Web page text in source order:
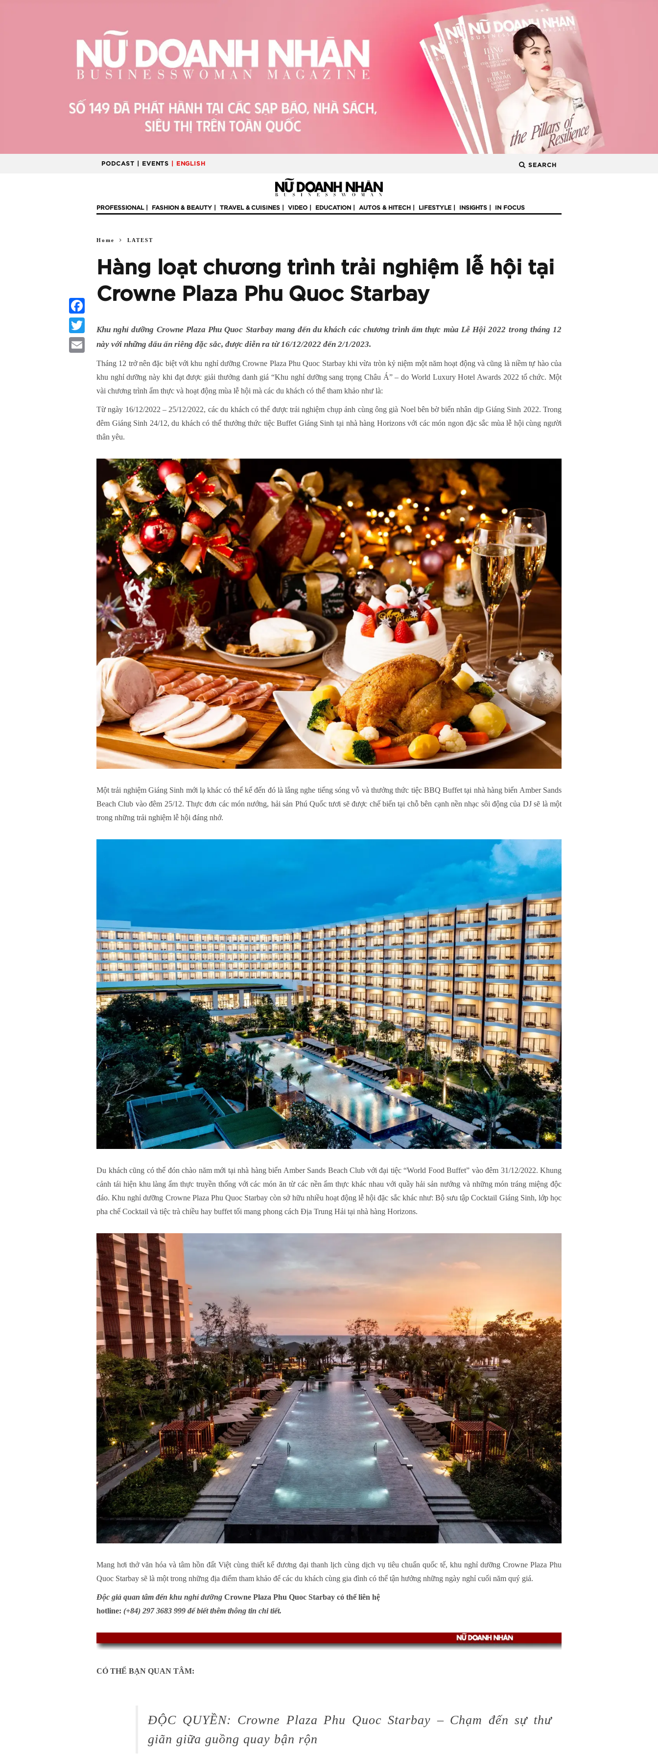
PODCAST | EVENTS | ENGLISH SEARCH
PROFESSIONAL FASHION & BEAUTY TRAVEL & CUISINES VIDEO EDUCATION AUTOS & HITECH LIFESTYLE INSIGHTS IN FOCUS
Home LATEST
Hàng loạt chương trình trải nghiệm lễ hội tại
Crowne Plaza Phu Quoc Starbay
Khu nghỉ dưỡng Crowne Plaza Phu Quoc Starbay mang đến du khách các chương trình ẩm thực mùa Lễ Hội 2022 trong tháng 12
này với những dấu ấn riêng đặc sắc, được diễn ra từ 16/12/2022 đến 2/1/2023.
Tháng 12 trở nên đặc biệt với khu nghỉ dưỡng Crowne Plaza Phu Quoc Starbay khi vừa tròn kỷ niệm một năm hoạt động và cũng là niềm tự hào của
khu nghỉ dưỡng này khi đạt được giải thưởng danh giá “Khu nghỉ dưỡng sang trọng Châu Á” – do World Luxury Hotel Awards 2022 tổ chức. Một
vài chương trình ẩm thực và hoạt động mùa lễ hội mà các du khách có thể tham khảo như là:
Từ ngày 16/12/2022 – 25/12/2022, các du khách có thể được trải nghiệm chụp ảnh cùng ông già Noel bên bờ biển nhân dịp Giáng Sinh 2022. Trong
đêm Giáng Sinh 24/12, du khách có thể thưởng thức tiệc Buffet Giáng Sinh tại nhà hàng Horizons với các món ngon đặc sắc mùa lễ hội cùng người
thân yêu.
Một trải nghiệm Giáng Sinh mới lạ khác có thể kể đến đó là lắng nghe tiếng sóng vỗ và thưởng thức tiệc BBQ Buffet tại nhà hàng biển Amber Sands
Beach Club vào đêm 25/12. Thực đơn các món nướng, hải sản Phú Quốc tươi sẽ được chế biến tại chỗ bên cạnh nền nhạc sôi động của DJ sẽ là một
trong những trải nghiệm lễ hội đáng nhớ.
Du khách cũng có thể đón chào năm mới tại nhà hàng biển Amber Sands Beach Club với đại tiệc “World Food Buffet” vào đêm 31/12/2022. Khung
cảnh tái hiện khu làng ẩm thực truyền thống với các món ăn từ các nền ẩm thực khác nhau với quầy hải sản nướng và những món tráng miệng độc
đáo. Khu nghỉ dưỡng Crowne Plaza Phu Quoc Starbay còn sở hữu nhiều hoạt động lễ hội đặc sắc khác như: Bộ sưu tập Cocktail Giáng Sinh, lớp học
pha chế Cocktail và tiệc trà chiều hay buffet tối mang phong cách Địa Trung Hải tại nhà hàng Horizons.
Mang hơi thở văn hóa và tâm hồn đất Việt cùng thiết kế đương đại thanh lịch cùng dịch vụ tiêu chuẩn quốc tế, khu nghỉ dưỡng Crowne Plaza Phu
Quoc Starbay sẽ là một trong những địa điểm tham khảo để các du khách cùng gia đình có thể tận hưởng những ngày nghỉ cuối năm quý giá.
Độc giả quan tâm đến khu nghỉ dưỡng Crowne Plaza Phu Quoc Starbay có thể liên hệ
hotline: (+84) 297 3683 999 để biết thêm thông tin chi tiết.
CÓ THỂ BẠN QUAN TÂM:
ĐỘC QUYỀN: Crowne Plaza Phu Quoc Starbay – Chạm đến sự thư
giãn giữa guồng quay bận rộn
Facebook
Twitter